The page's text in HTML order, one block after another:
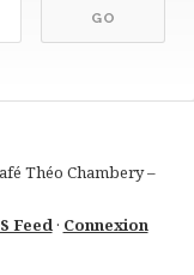
Théo Chambery –
Feed· Connexion